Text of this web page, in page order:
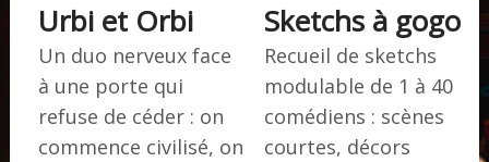
Urbi et Orbi
Un duo nerveux face
à une porte qui
refuse de céder : on
commence civilisé, on
Sketchs à gogo
Recueil de sketchs
modulable de 1 à 40
comédiens : scènes
courtes, décors